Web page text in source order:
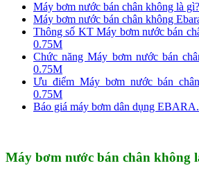
Máy bơm nước bán chân không là gì?
Máy bơm nước bán chân không
Thông số KT Máy bơm nước bán
0.75M
Chức năng Máy bơm nước bán
0.75M
Ưu điểm Máy bơm nước bán
0.75M
Báo giá máy bơm dân dụng EBARA.
Máy bơm nước bán chân không